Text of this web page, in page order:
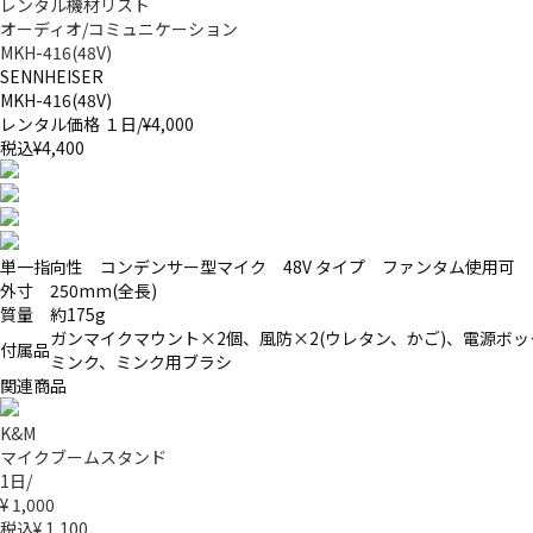
レンタル機材リスト
オーディオ/コミュニケーション
MKH-416(48V)
SENNHEISER
MKH-416(48V)
レンタル価格 １日/¥4,000
税込¥4,400
単一指向性 コンデンサー型マイク 48V タイプ ファンタム使用可
外寸
250mm(全長)
質量
約175g
付属品ガンマイクマウント×2個、風防×2(ウレタン、かご)、電源ボッ
ミンク、ミンク用ブラシ
関連商品
K&M
マイクブームスタンド
1日/
¥ 1,000
税込¥ 1,100